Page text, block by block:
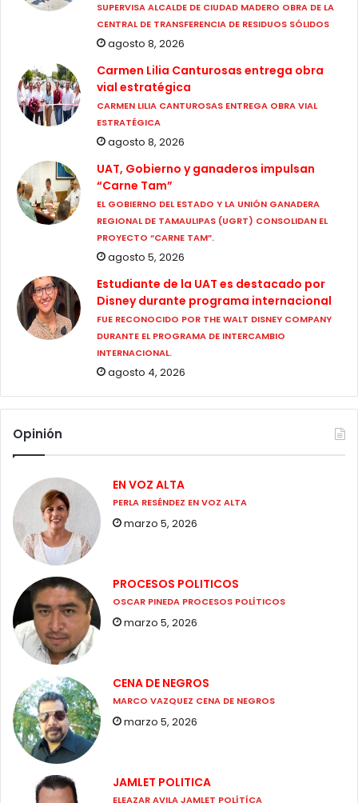
SUPERVISA ALCALDE DE CIUDAD MADERO OBRA DE LA
CENTRAL DE TRANSFERENCIA DE RESIDUOS SÓLIDOS
agosto 8, 2026
Carmen Lilia Canturosas entrega obra
vial estratégica
CARMEN LILIA CANTUROSAS ENTREGA OBRA VIAL
ESTRATÉGICA
agosto 8, 2026
UAT, Gobierno y ganaderos impulsan
“Carne Tam”
EL GOBIERNO DEL ESTADO Y LA UNIÓN GANADERA
REGIONAL DE TAMAULIPAS (UGRT) CONSOLIDAN EL
PROYECTO “CARNE TAM”.
agosto 5, 2026
Estudiante de la UAT es destacado por
Disney durante programa internacional
FUE RECONOCIDO POR THE WALT DISNEY COMPANY
DURANTE EL PROGRAMA DE INTERCAMBIO
INTERNACIONAL.
agosto 4, 2026
Opinión
EN VOZ ALTA
PERLA RESÉNDEZ EN VOZ ALTA
marzo 5, 2026
PROCESOS POLITICOS
OSCAR PINEDA PROCESOS POLÍTICOS
marzo 5, 2026
CENA DE NEGROS
MARCO VAZQUEZ CENA DE NEGROS
marzo 5, 2026
JAMLET POLITICA
ELEAZAR AVILA JAMLET POLÍTÍCA